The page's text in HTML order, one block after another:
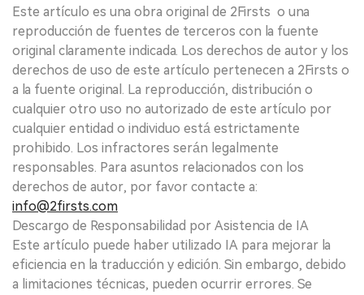
Este artículo es una obra original de 2Firsts o una
reproducción de fuentes de terceros con la fuente
original claramente indicada. Los derechos de autor y los
derechos de uso de este artículo pertenecen a 2Firsts o
a la fuente original. La reproducción, distribución o
cualquier otro uso no autorizado de este artículo por
cualquier entidad o individuo está estrictamente
prohibido. Los infractores serán legalmente
responsables. Para asuntos relacionados con los
derechos de autor, por favor contacte a:
info@2firsts.com
Descargo de Responsabilidad por Asistencia de IA
Este artículo puede haber utilizado IA para mejorar la
eficiencia en la traducción y edición. Sin embargo, debido
a limitaciones técnicas, pueden ocurrir errores. Se